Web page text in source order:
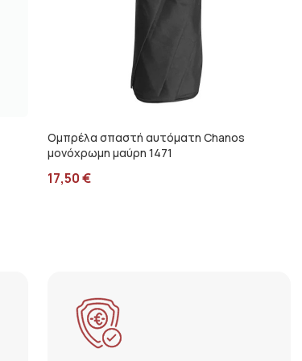
Ομπρέλα σπαστή αυτόματη Chanos
μονόχρωμη μαύρη 1471
17,50€